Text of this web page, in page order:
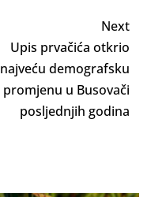
Next
Upis prvačića otkrio
najveću demografsku
promjenu u Busovači
posljednjih godina